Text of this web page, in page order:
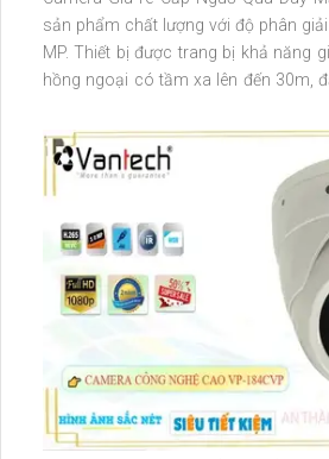
sản phẩm chất lượng với độ phân
MP. Thiết bị được trang bị khả năng giám sát ban đêm với
hồng ngoại có tầm xa lên đến 30m,
nhất là IP POE, giúp xử lý hình ảnh